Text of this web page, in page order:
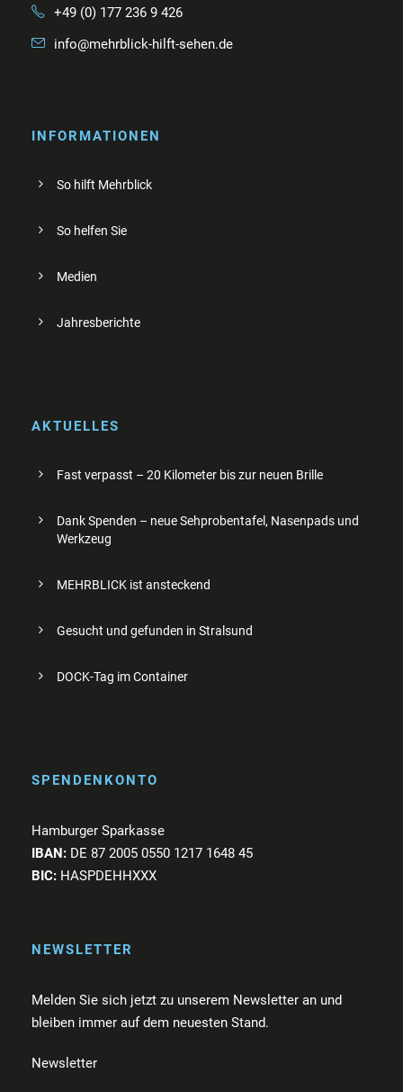
+49 (0) 177 236 9 426
info@mehrblick-hilft-sehen.de
INFORMATIONEN
So hilft Mehrblick
So helfen Sie
Medien
Jahresberichte
AKTUELLES
Fast verpasst – 20 Kilometer bis zur neuen Brille
Dank Spenden – neue Sehprobentafel, Nasenpads und
Werkzeug
MEHRBLICK ist ansteckend
Gesucht und gefunden in Stralsund
DOCK-Tag im Container
SPENDENKONTO
Hamburger Sparkasse
IBAN: DE 87 2005 0550 1217 1648 45
BIC: HASPDEHHXXX
NEWSLETTER
Melden Sie sich jetzt zu unserem Newsletter an und
bleiben immer auf dem neuesten Stand.
Newsletter